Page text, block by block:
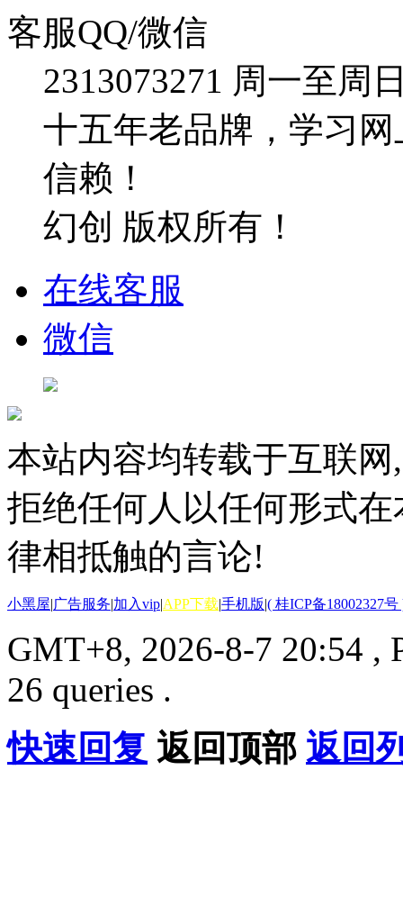
客服QQ/微信
2313073271 周一至周
十五年老品牌，学习
信赖！
幻创 版权所有！
在线客服
微信
本站内容均转载于互联
拒绝任何人以任何形式
律相抵触的言论!
小黑屋|广告服务|加入vip|APP下载|手机版|( 桂ICP备18002327号
GMT+8, 2026-8-7 20:54 ,
26 queries .
快速回复 返回顶部 返回